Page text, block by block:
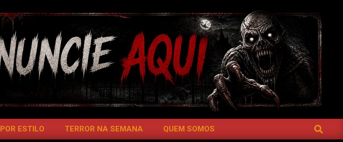
POR ESTILO TERROR NA SEMANA QUEM SOMOS SEARCH